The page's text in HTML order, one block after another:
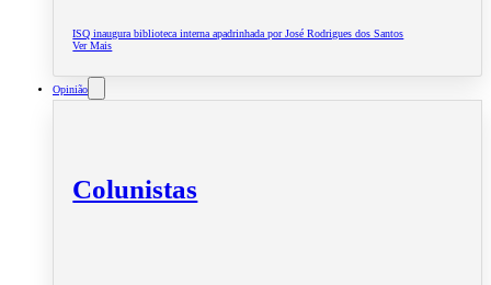
ISQ inaugura biblioteca interna apadrinhada por José Rodrigues dos Santos
Ver Mais
Opinião
Colunistas